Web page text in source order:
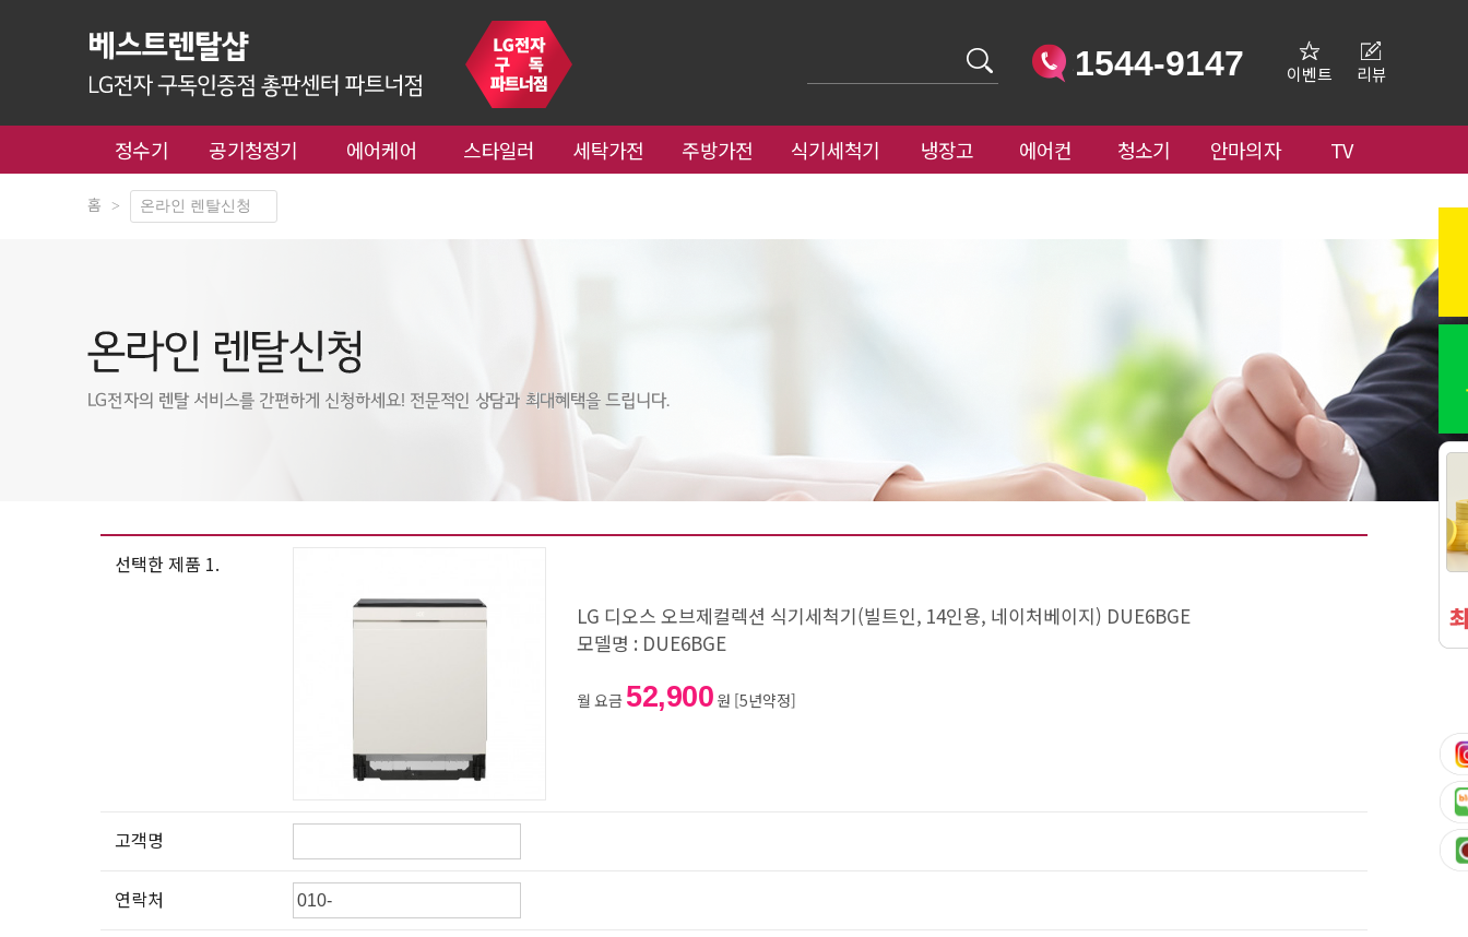
이벤트 리뷰
1544-9147
정수기 공기청정기 에어케어 스타일러 세탁가전 주방가전 식기세척기 냉장고 에어컨 청소기 안마의자 TV
홈 >
선택한 제품 1.
LG 디오스 오브제컬렉션 식기세척기(빌트인, 14인용, 네이처베이지) DUE6BGE
모델명 : DUE6BGE
월 요금 52,900 원 [5년약정]
고객명
연락처